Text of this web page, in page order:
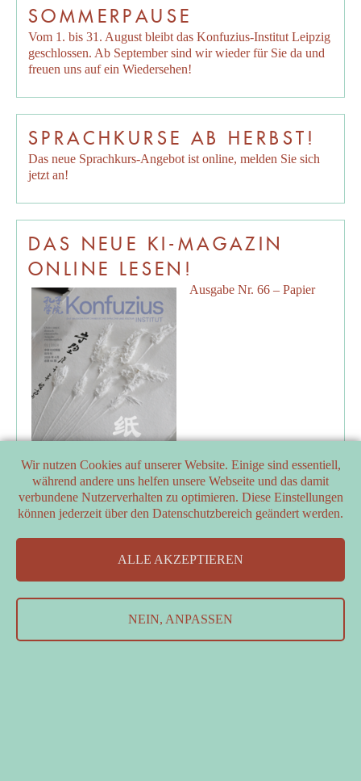
SOMMERPAUSE
Vom 1. bis 31. August bleibt das Konfuzius-Institut Leipzig
geschlossen. Ab September sind wir wieder für Sie da und
freuen uns auf ein Wiedersehen!
SPRACHKURSE AB HERBST!
Das neue Sprachkurs-Angebot ist online, melden Sie sich
jetzt an!
DAS NEUE KI-MAGAZIN
ONLINE LESEN!
Ausgabe Nr. 66 – Papier
Wir nutzen Cookies auf unserer Website. Einige sind essentiell,
während andere uns helfen unsere Webseite und das damit
verbundene Nutzerverhalten zu optimieren. Diese Einstellungen
können jederzeit über den Datenschutzbereich geändert werden.
ALLE AKZEPTIEREN
NEIN, ANPASSEN